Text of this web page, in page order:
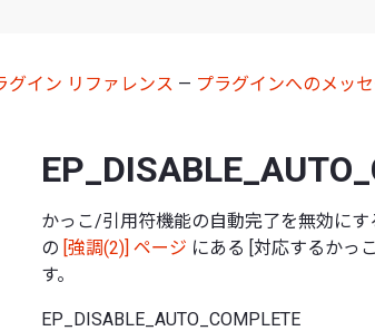
グイン リファレンス — プラグインへのメッ
かっこ/引用符機能の自動完了を無効に
の [強調(2)] ページ にある [対応するかっ
す。
EP_DISABLE_AUTO_COMPLETE